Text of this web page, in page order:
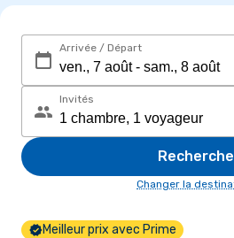
Arrivée / Départ
Invités
Changer la
Meilleur prix avec Prime